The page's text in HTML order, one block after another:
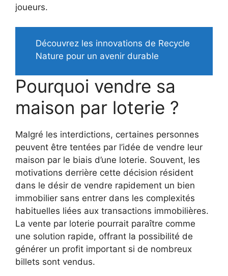
joueurs.
Découvrez les innovations de Recycle
Nature pour un avenir durable
Pourquoi vendre sa
maison par loterie ?
Malgré les interdictions, certaines personnes
peuvent être tentées par l’idée de vendre leur
maison par le biais d’une loterie. Souvent, les
motivations derrière cette décision résident
dans le désir de vendre rapidement un bien
immobilier sans entrer dans les complexités
habituelles liées aux transactions immobilières.
La vente par loterie pourrait paraître comme
une solution rapide, offrant la possibilité de
générer un profit important si de nombreux
billets sont vendus.